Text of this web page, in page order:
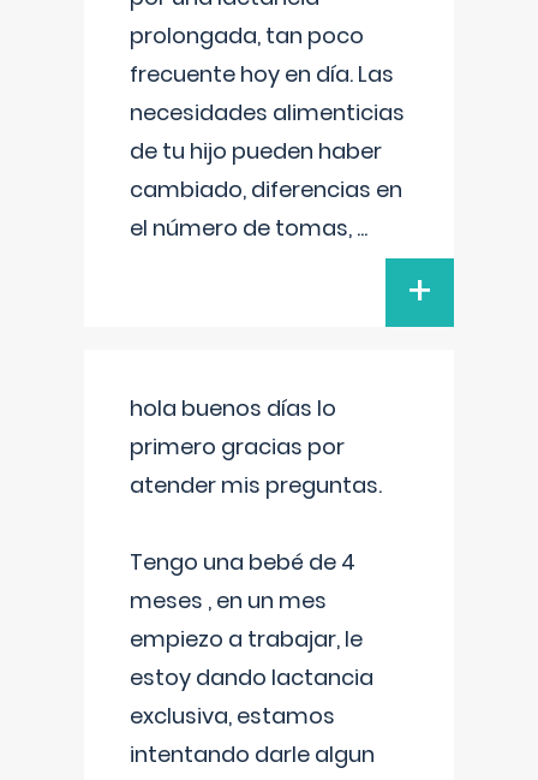
prolongada, tan poco
frecuente hoy en día. Las
necesidades alimenticias
de tu hijo pueden haber
cambiado, diferencias en
el número de tomas, ...
+
hola buenos días lo
primero gracias por
atender mis preguntas.
Tengo una bebé de 4
meses , en un mes
empiezo a trabajar, le
estoy dando lactancia
exclusiva, estamos
intentando darle algun